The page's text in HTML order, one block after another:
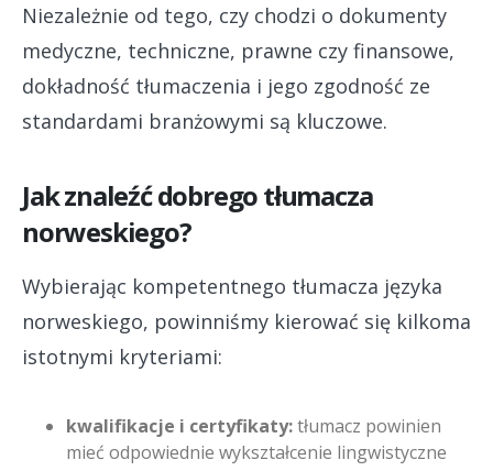
Niezależnie od tego, czy chodzi o dokumenty
medyczne, techniczne, prawne czy finansowe,
dokładność tłumaczenia i jego zgodność ze
standardami branżowymi są kluczowe.
Jak znaleźć dobrego tłumacza
norweskiego?
Wybierając kompetentnego tłumacza języka
norweskiego, powinniśmy kierować się kilkoma
istotnymi kryteriami:
kwalifikacje i certyfikaty:tłumacz powinien
mieć odpowiednie wykształcenie lingwistyczne